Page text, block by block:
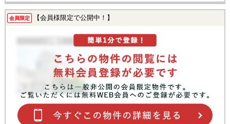
会員限定 【会員様限定で公開中！】